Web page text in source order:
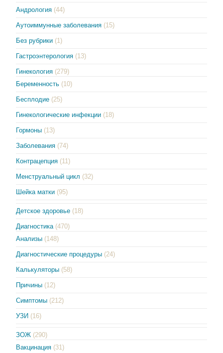
Андрология (44)
Аутоиммунные заболевания (15)
Без рубрики (1)
Гастроэнтерология (13)
Гинекология (279)
Беременность (10)
Бесплодие (25)
Гинекологические инфекции (18)
Гормоны (13)
Заболевания (74)
Контрацепция (11)
Менструальный цикл (32)
Шейка матки (95)
Детское здоровье (18)
Диагностика (470)
Анализы (148)
Диагностические процедуры (24)
Калькуляторы (58)
Причины (12)
Симптомы (212)
УЗИ (16)
ЗОЖ (290)
Вакцинация (31)